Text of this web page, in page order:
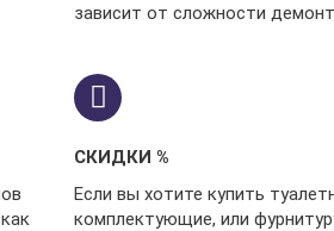
зависит от сложности
СКИДКИ %
Если вы хотите купить
комплектующие, или